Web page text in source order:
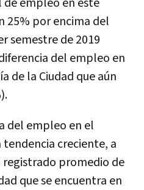
de empleo en este
25% por encima del
semestre de 2019
del empleo en
de la Ciudad que aún
del empleo en el
creciente, a
promedio de
que se encuentra en